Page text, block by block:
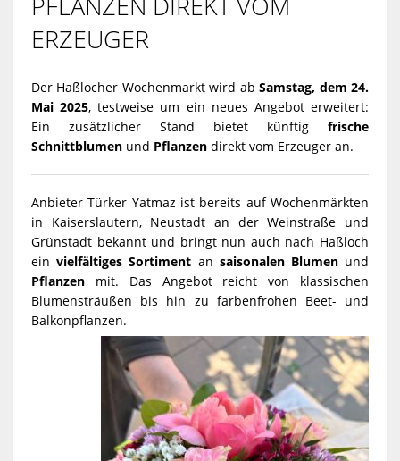
RZEUGER
Der Haßlocher Wochenmarkt wird abSamstag, dem 24.
Mai 2025, testweise um ein neues Angebot erweitert:
Ein zusätzlicher Stand bietet künftigfrische
Schnittblumenund Pflanzen direkt vom Erzeuger an.
Anbieter Türker Yatmaz ist bereits auf Wochenmärkten
in Kaiserslautern, Neustadt an der Weinstraße und
Grünstadt bekannt und bringt nun auch nach Haßloch
einvielfältiges Sortiment an saisonalen Blumenund
Pflanzen mit. Das Angebot reicht von klassischen
Blumensträußen bis hin zu farbenfrohen Beet- und
Balkonpflanzen.